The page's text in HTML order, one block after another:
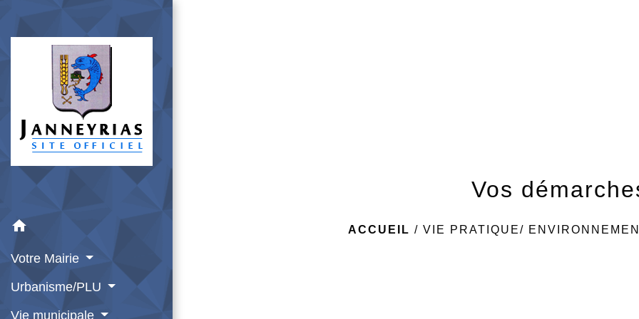
home
Votre Mairie
Urbanisme/PLU
Vie municipale
Vos
ACCUEIL /VIE PRATIQUE/